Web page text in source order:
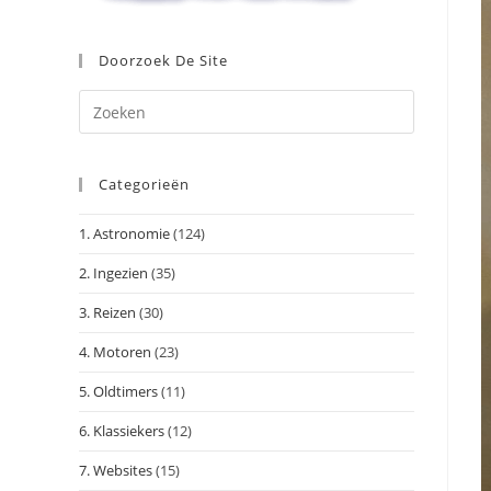
Doorzoek De Site
op
Categorieën
1. Astronomie(124)
2. Ingezien (35)
3. Reizen (30)
4. Motoren (23)
5. Oldtimers(11)
6. Klassiekers(12)
7. Websites(15)